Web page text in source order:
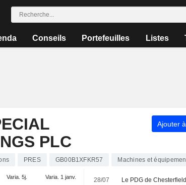
Conseils Portefeuilles Listes
PLC
Ajouter
PRES GB00B1XFKR57 Machines et
Varia. 5j. Varia. 1 janv. 28/07